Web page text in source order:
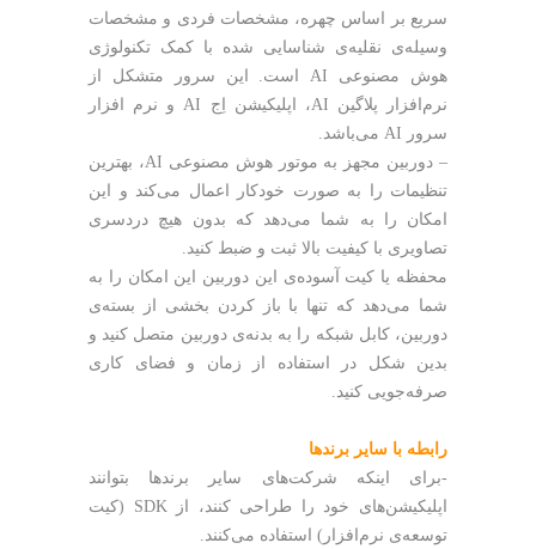
سریع بر اساس چهره، مشخصات فردی و مشخصات
وسیله‌ی نقلیه‌ی شناسایی شده با کمک تکنولوژی
هوش مصنوعی AI است. این سرور متشکل از
نرم‌افزار پلاگین AI، اپلیکیشن اِج AI و نرم افزار
سرور AI می‌باشد.
– دوربین مجهز به موتور هوش مصنوعی AI، بهترین
تنظیمات را به صورت خودکار اعمال می‌کند و این
امکان را به شما می‌دهد که بدون هیچ دردسری
تصاویری با کیفیت بالا ثبت و ضبط کنید.
محفظه یا کیت آسوده‌ی این دوربین این امکان را به
شما می‌‌دهد که تنها با باز کردن بخشی از بسته‌‌ی
دوربین، کابل شبکه را به بدنه‌ی دوربین متصل کنید و
بدین شکل در استفاده از زمان و فضای کاری
صرفه‌جویی کنید.
رابطه با سایر برندها
-برای اینکه شرکت‌های سایر برندها بتوانند
اپلیکیشن‌های خود را طراحی کنند، از SDK (کیت
توسعه‌ی نرم‌افزار) استفاده می‌کنند.